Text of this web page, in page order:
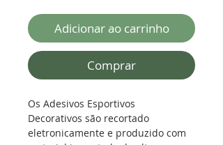
Adicionar ao carrinho
Comprar
Os Adesivos Esportivos
Decorativos são recortado
eletronicamente e produzido com